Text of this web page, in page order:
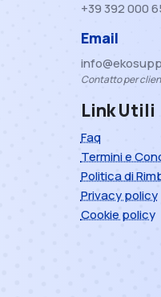
+39 392 000
Email
Contatto per
Link Utili
Faq
Termini e
Politica di
Privacy policy
Cookie policy